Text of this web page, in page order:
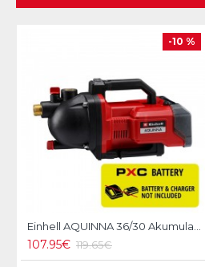
-10 %
107.95€ 119.65€